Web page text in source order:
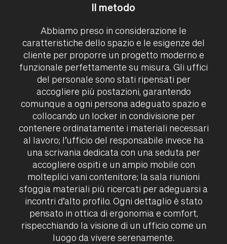
Downloads
Il metodo
Abbiamo preso in considerazione le
caratteristiche dello spazio e le esigenze del
cliente per proporre un progetto moderno e
funzionale perfettamente su misura. Gli uffici
del personale sono stati ripensati per
accogliere più postazioni, garantendo
comunque a ogni persona adeguato spazio e
collocando un locker in condivisione per
contenere ordinatamente i materiali necessari
al lavoro; l’ufficio del responsabile invece ha
una scrivania dedicata con una seduta per
accogliere ospiti e un ampio mobile con
molteplici vani contenitore; la sala riunioni
sfoggia materiali più ricercati per adeguarsi a
incontri d’alto profilo. Ogni dettaglio è stato
pensato in ottica di ergonomia e comfort,
rispecchiando la visione di un ufficio come un
luogo da vivere serenamente.